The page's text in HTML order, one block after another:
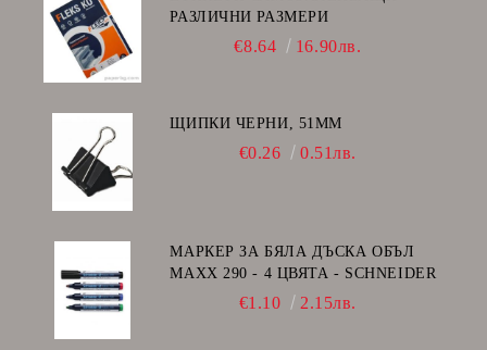
РАЗЛИЧНИ РАЗМЕРИ
€8.64 16.90лв.
ЩИПКИ ЧЕРНИ, 51ММ
€0.26 0.51лв.
МАРКЕР ЗА БЯЛА ДЪСКА ОБЪЛ
MAXX 290 - 4 ЦВЯТА - SCHNEIDER
€1.10 2.15лв.